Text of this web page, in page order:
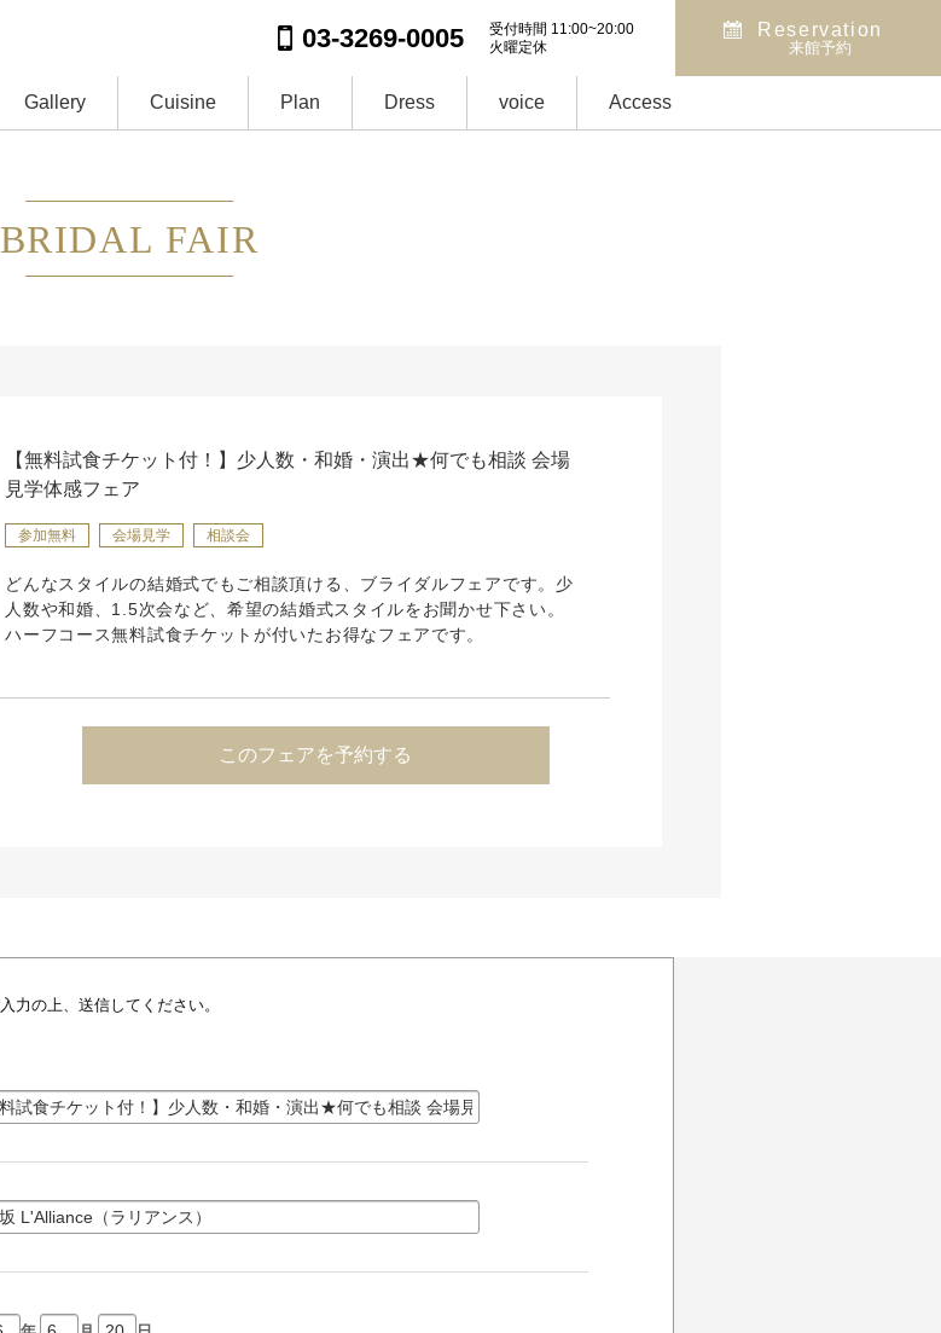
03-3269-0005
受付時間 11:00~20:00
火曜定休
Reservation
来館予約
Gallery Cuisine Plan Dress voice Access
BRIDAL FAIR
【無料試食チケット付！】少人数・和婚・演出★何でも相談 会場
見学体感フェア
参加無料 会場見学 相談会
どんなスタイルの結婚式でもご相談頂ける、ブライダルフェアです。少
人数や和婚、1.5次会など、希望の結婚式スタイルをお聞かせ下さい。
ハーフコース無料試食チケットが付いたお得なフェアです。
このフェアを予約する